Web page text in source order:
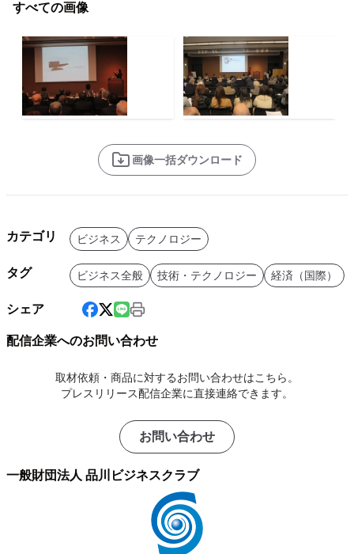
すべての画像
画像一括ダウンロード
カテゴリ ビジネス テクノロジー
タグ ビジネス全般 技術・テクノロジー 経済（国際）
シェア
配信企業へのお問い合わせ
取材依頼・商品に対するお問い合わせはこちら。
プレスリリース配信企業に直接連絡できます。
お問い合わせ
一般財団法人 品川ビジネスクラブ